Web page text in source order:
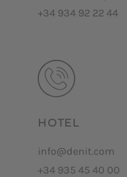
+34 934 92 22 44
HOTEL
info@denit.com
+34 935 45 40 00